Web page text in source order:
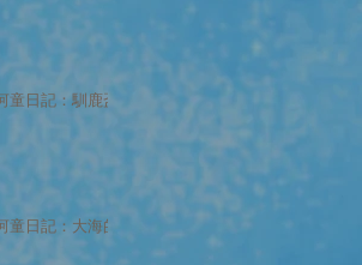
日記：馴鹿盃
日記：大海的